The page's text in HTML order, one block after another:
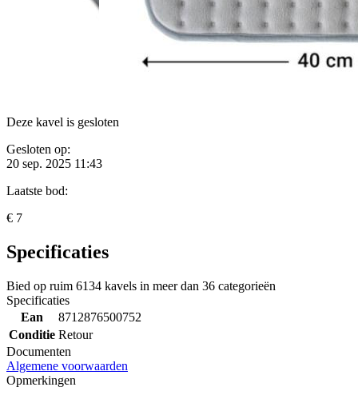
Deze kavel is gesloten
Gesloten op:
20 sep. 2025 11:43
Laatste bod:
€ 7
Specificaties
Bied op ruim 6134 kavels in meer dan 36 categorieën
Specificaties
Ean
8712876500752
Conditie Retour
Documenten
Algemene voorwaarden
Opmerkingen